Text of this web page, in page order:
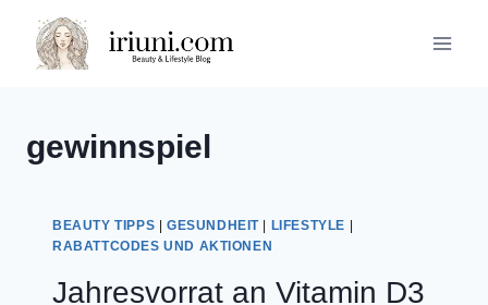
Inhalt
springen
gewinnspiel
BEAUTY TIPPS GESUNDHEIT| LIFESTYLE
RABATTCODES UND AKTIONEN
Jahresvorrat an Vitamin D3